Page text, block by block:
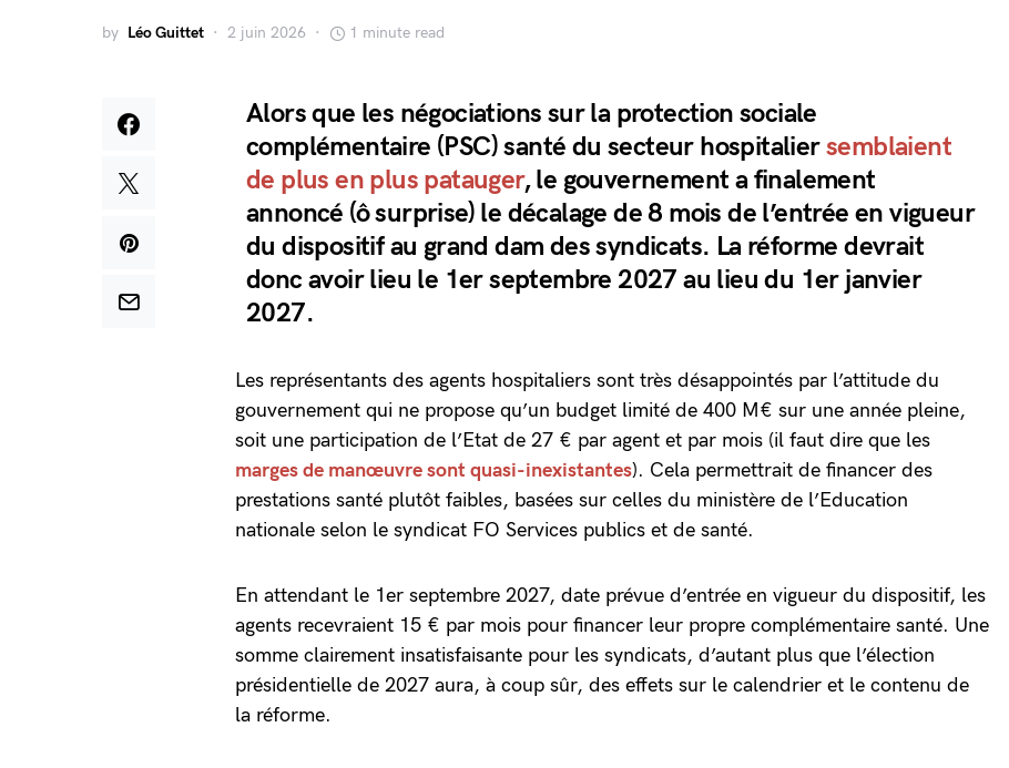
by Léo Guittet 2 juin 2026 1 minute read
Alors que les négociations sur la protection sociale
complémentaire (PSC) santé du secteur hospitaliersemblaient
de plus en plus patauger, le gouvernement a finalement
annoncé (ô surprise) le décalage de 8 mois de l’entrée en vigueur
du dispositif au grand dam des syndicats. La réforme devrait
donc avoir lieu le 1er septembre 2027 au lieu du 1er janvier
2027.
Les représentants des agents hospitaliers sont très désappointés par l’attitude du
gouvernement qui ne propose qu’un budget limité de 400 M€ sur une année pleine,
soit une participation de l’Etat de 27 € par agent et par mois (il faut dire que les
marges de manœuvre sont quasi-inexistantes). Cela permettrait de financer des
prestations santé plutôt faibles, basées sur celles du ministère de l’Education
nationale selon le syndicat FO Services publics et de santé.
En attendant le 1er septembre 2027, date prévue d’entrée en vigueur du dispositif, les
agents recevraient 15 € par mois pour financer leur propre complémentaire santé. Une
somme clairement insatisfaisante pour les syndicats, d’autant plus que l’élection
présidentielle de 2027 aura, à coup sûr, des effets sur le calendrier et le contenu de
la réforme.